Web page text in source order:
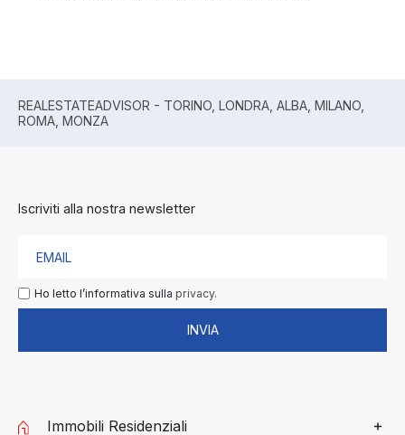
REALESTATEADVISOR - TORINO, LONDRA, ALBA, MILANO,
ROMA, MONZA
Iscriviti alla nostra newsletter
Ho letto l’informativa sulla privacy.
INVIA
Immobili Residenziali